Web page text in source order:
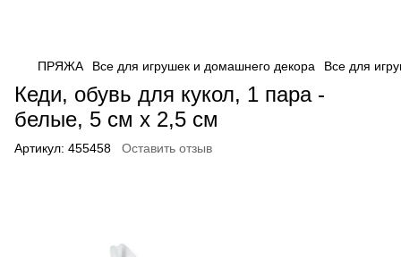
ПРЯЖА Все для игрушек и домашнего декора Все для
Кеди, обувь для кукол, 1 пара -
белые, 5 см x 2,5 см
Артикул: 455458 Оставить отзыв